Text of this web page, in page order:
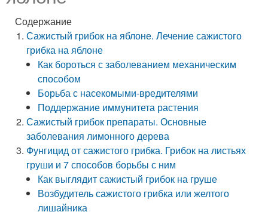
Содержание
Сажистый грибок на яблоне. Лечение сажистого
грибка на яблоне
Как бороться с заболеванием механическим
способом
Борьба с насекомыми-вредителями
Поддержание иммунитета растения
Сажистый грибок препараты. Основные
заболевания лимонного дерева
Фунгицид от сажистого грибка. Грибок на листьях
груши и 7 способов борьбы с ним
Как выглядит сажистый грибок на груше
Возбудитель сажистого грибка или желтого
лишайника